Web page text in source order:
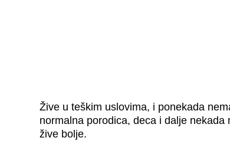
Žive u teškim uslovima, i ponekada
normalna porodica, deca i dalje
žive bolje.